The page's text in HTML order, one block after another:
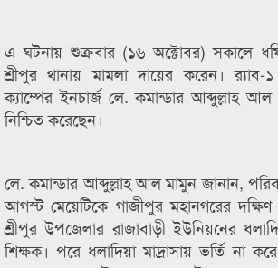
এ ঘটনায় শুক্রবার (১৬ অক্টোবর) সকালে
শ্রীপুর থানায় মামলা দায়ের করেন। র‌্যাব-
ক্যাম্পের ইনচার্জ লে. কমান্ডার আব্দুল্লাহ
নিশ্চিত করেছেন।
লে. কমান্ডার আব্দুল্লাহ আল মামুন জানান,
আগস্ট মেয়েটিকে গাজীপুর মহানগরের
শ্রীপুর উপজেলার রাজাবাড়ী ইউনিয়নের
শিক্ষক। পরে ধলাদিয়া মাদ্রাসায় ভর্তি না